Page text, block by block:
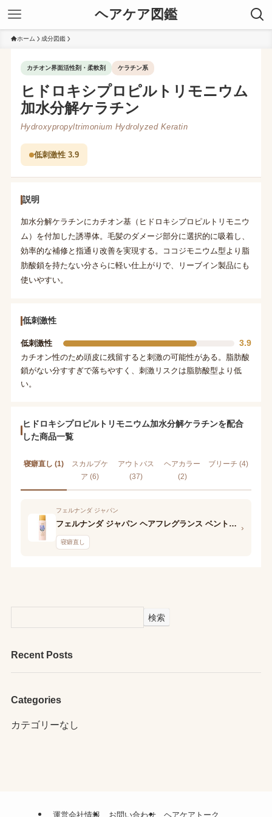
ヘアケア図鑑
ホーム 成分図鑑
カチオン界面活性剤・柔軟剤 ケラチン系
ヒドロキシプロピルトリモニウム
加水分解ケラチン
Hydroxypropyltrimonium Hydrolyzed Keratin
低刺激性 3.9
説明
加水分解ケラチンにカチオン基（ヒドロキシプロピルトリモニウ
ム）を付加した誘導体。毛髪のダメージ部分に選択的に吸着し、
効率的な補修と指通り改善を実現する。ココジモニウム型より脂
肪酸鎖を持たない分さらに軽い仕上がりで、リーブイン製品にも
使いやすい。
低刺激性
低刺激性 3.9
カチオン性のため頭皮に残留すると刺激の可能性がある。脂肪酸
鎖がない分すすぎで落ちやすく、刺激リスクは脂肪酸型より低
い。
ヒドロキシプロピルトリモニウム加水分解ケラチンを配合
した商品一覧
寝癖直し (1)
スカルプケ
ア (6)
アウトバス
(37)
ヘアカラー
(2)
ブリーチ (4)
フェルナンダ ジャパン
フェルナンダ ジャパン ヘアフレグランス ベントダプライヤ
寝癖直し
›
検索
Recent Posts
Categories
カテゴリーなし
運営会社情報 お問い合わせ ヘアケアトーク